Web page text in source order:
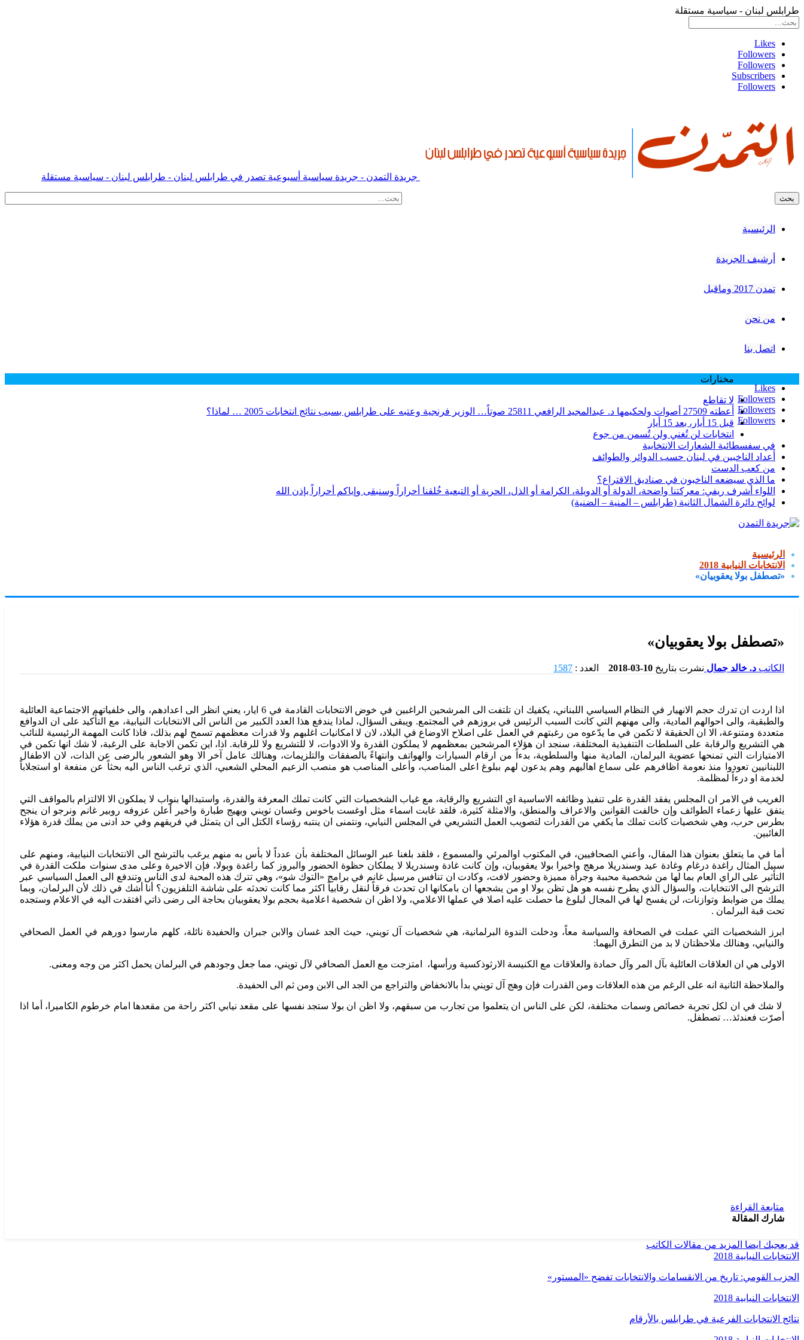
طرابلس لبنان - سياسية مستقلة
Likes
Followers
Followers
Subscribers
Followers
جريدة التمدن - جريدة سياسية أسبوعية تصدر في طرابلس لبنان - طرابلس لبنان - سياسية مستقلة
الرئيسية
أرشيف الجريدة
تمدن 2017 وماقبل
من نحن
اتصل بنا
Likes
Followers
Followers
Followers
مختارات
لا تقاطع
أعطته 27509 أصوات ولحكيمها د. عبدالمجيد الرافعي 25811 صوتاً… الوزير فرنجية وعتبه على طرابلس بسبب نتائج انتخابات 2005 … لماذا؟
قبل 15 أيار، بعد 15 أيار
انتخابات لن تُغني ولن تُسمن من جوع
في سفسطائية الشعارات الانتخابية
أعداد الناخبين في لبنان حسب الدوائر والطوائف
من كعب الدست
ما الذي سيضعه الناخبون في صناديق الاقتراع؟
اللواء أشرف ريفي: معركتنا واضحة، الدولة أو الدويلة، الكرامة أو الذل، الحرية أو التبعية خُلقنا أحراراً وسنبقى وإياكم أحراراً بإذن الله
لوائح دائرة الشمال الثانية (طرابلس – المنية – الضنية)
الرئيسية
الانتخابات النيابية 2018
«تصطفل بولا يعقوبيان»
«تصطفل بولا يعقوبيان»
الكاتب د. خالد جمال نشرت بتاريخ 10-03-2018 العدد : 1587
اذا اردت ان تدرك حجم الانهيار في النظام السياسي اللبناني، يكفيك ان تلتفت الى المرشحين الراغبين في خوض الانتخابات القادمة في 6 ايار، يعني انظر الى اعدادهم، والى خلفياتهم الاجتماعية العائلية
والطبقية، والى احوالهم المادية، والى مهنهم التي كانت السبب الرئيس في بروزهم في المجتمع. ويبقى السؤال، لماذا يندفع هذا العدد الكبير من الناس الى الانتخابات النيابية، مع التأكيد على ان الدوافع
متعددة ومتنوعة، الا ان الحقيقة لا تكمن في ما يدّعوه من رغبتهم في العمل على اصلاح الاوضاع في البلاد، لان لا امكانيات اغلبهم ولا قدرات معظمهم تسمح لهم بذلك، فاذا كانت المهمة الرئيسية للنائب
هي التشريع والرقابة على السلطات التنفيذية المختلفة، سنجد ان هؤلاء المرشحين بمعظمهم لا يملكون القدرة ولا الادوات، لا للتشريع ولا للرقابة. اذا، اين تكمن الاجابة على الرغبة، لا شك انها تكمن في
الامتيازات التي تمنحها عضوية البرلمان، المادية منها والسلطوية، بدءاً من ارقام السيارات والهواتف وانتهاءً بالصفقات والتلزيمات، وهنالك عامل آخر الا وهو الشعور بالرضى عن الذات، لان الاطفال
اللبنانيين تعودوا منذ نعومة اظافرهم على سماع اهاليهم وهم يدعون لهم ببلوغ اعلى المناصب، وأعلى المناصب هو منصب الزعيم المحلي الشعبي، الذي ترغب الناس اليه بحثاً عن منفعة او استجلاباً
لخدمة او درءاً لمظلمة.
الغريب في الامر ان المجلس يفقد القدرة على تنفيذ وظائفه الاساسية اي التشريع والرقابة، مع غياب الشخصيات التي كانت تملك المعرفة والقدرة، واستبدالها بنواب لا يملكون الا الالتزام بالمواقف التي
يتفق عليها زعماء الطوائف وإن خالفت القوانين والاعراف والمنطق، والامثلة كثيرة، فلقد غابت اسماء مثل اوغست باخوس وغسان تويني وبهيج طبارة واخير أعلن عزوفه روبير غانم ونرجو ان ينجح
بطرس حرب، وهي شخصيات كانت تملك ما يكفي من القدرات لتصويب العمل التشريعي في المجلس النيابي، ونتمنى ان ينتبه رؤساء الكتل الى ان يتمثل في فريقهم وفي حد ادنى من يملك قدرة هؤلاء
الغائبين.
أما في ما يتعلق بعنوان هذا المقال، وأعني الصحافيين، في المكتوب اوالمرئي والمسموع ، فلقد بلغنا عبر الوسائل المختلفة بأن عدداً لا بأس به منهم يرغب بالترشح الى الانتخابات النيابية، ومنهم على
سبيل المثال راغدة درغام وغادة عيد وسندريلا مرهج واخيرا بولا يعقوبيان، وإن كانت غادة وسندريلا لا يملكان حظوة الحضور والبروز كما راغدة وبولا، فإن الاخيرة وعلى مدى سنوات ملكت القدرة في
التأثير على الراي العام بما لها من شخصية محببة وجرأة مميزة وحضور لافت، وكادت ان تنافس مرسيل غانم في برامج «التوك شو»، وهي تترك هذه المحبة لدى الناس وتندفع الى العمل السياسي عبر
الترشح الى الانتخابات، والسؤال الذي يطرح نفسه هو هل تظن بولا او من يشجعها ان بامكانها ان تحدث فرقاً لنقل رقابياً اكثر مما كانت تحدثه على شاشة التلفزيون؟ أنا أشك في ذلك لأن البرلمان، وبما
يملك من ضوابط وتوازنات، لن يفسح لها في المجال لبلوغ ما حصلت عليه اصلا في عملها الاعلامي، ولا اظن ان شخصية اعلامية بحجم بولا يعقوبيان بحاجة الى رضى ذاتي افتقدت اليه في الاعلام وستجده
تحت قبة البرلمان .
ابرز الشخصيات التي عملت في الصحافة والسياسة معاً، ودخلت الندوة البرلمانية، هي شخصيات آل تويني، حيث الجد غسان والابن جبران والحفيدة نائلة، كلهم مارسوا دورهم في العمل الصحافي
والنيابي، وهنالك ملاحظتان لا بد من التطرق اليهما:
الاولى هي ان العلاقات العائلية بآل المر وآل حمادة والعلاقات مع الكنيسة الارثوذكسية ورأسها، امتزجت مع العمل الصحافي لآل تويني، مما جعل وجودهم في البرلمان يحمل اكثر من وجه ومعنى.
والملاحظة الثانية انه على الرغم من هذه العلاقات ومن القدرات فإن وهج آل تويني بدأ بالانخفاض والتراجع من الجد الى الابن ومن ثم الى الحفيدة.
لا شك في ان لكل تجربة خصائص وسمات مختلفة، لكن على الناس ان يتعلموا من تجارب من سبقهم، ولا اظن ان بولا ستجد نفسها على مقعد نيابي اكثر راحة من مقعدها امام خرطوم الكاميرا، أما اذا
أصرّت فعندئذ… تصطفل.
متابعة القراءة
شارك المقالة
قد يعجبك ايضا المزيد من مقالات الكاتب
الانتخابات النيابية 2018
الحزب القومي: تاريخ من الانقسامات والانتخابات تفضح «المستور»
الانتخابات النيابية 2018
نتائج الانتخابات الفرعية في طرابلس بالأرقام